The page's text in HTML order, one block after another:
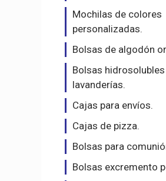
Mochilas de colores
personalizadas.
Bolsas de algodón
Bolsas
lavanderías.
Cajas para envíos.
Cajas de pizza.
Bolsas para
Bolsas excremento